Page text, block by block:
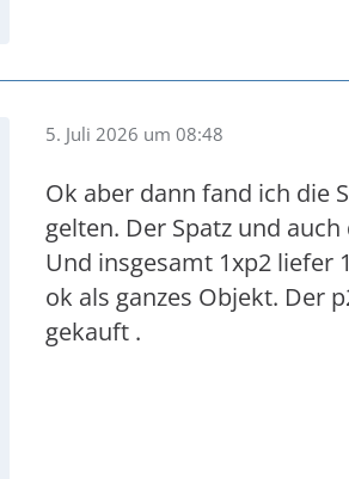
5. Juli 2026 um 08:48
Ok aber dann fand ich die
gelten. Der Spatz und
Und insgesamt 1xp2 liefer
ok als ganzes Objekt. Der
gekauft .